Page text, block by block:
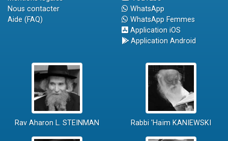
Nous contacter
Aide (FAQ)
WhatsApp
WhatsApp Femmes
Application iOS
Application Android
Rav Aharon L. STEINMAN Rabbi 'Haïm KANIEWSKI